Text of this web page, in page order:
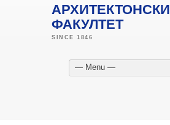
АРХИТЕКТОНСКИ
ФАКУЛТЕТ
— Menu —